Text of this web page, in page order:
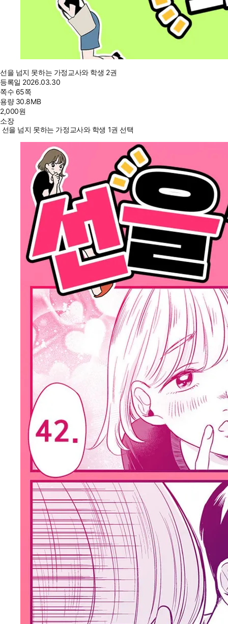
선을 넘지 못하는 가정교사와 학생 2권
등록일 2026.03.30
쪽수 65쪽
용량 30.8MB
2,000원
소장
선을 넘지 못하는 가정교사와 학생 1권 선택